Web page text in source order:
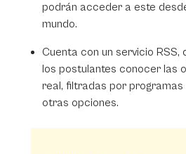
podrán acceder a este
mundo.
Cuenta con un servicio RSS,
los postulantes conocer las
real, filtradas por
otras opciones.